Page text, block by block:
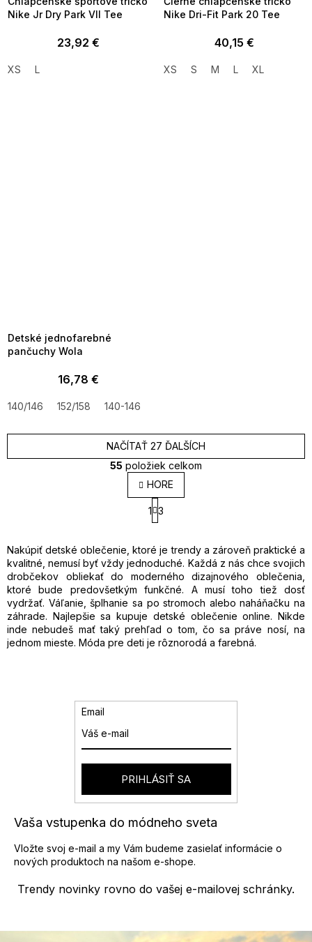
Nike Jr Dry Park VII Tee
23,92 €
XS L
Nike Dri-Fit Park 20 Tee
40,15 €
XS S M L XL
Detské jednofarebné
pančuchy Wola
16,78 €
140/146 152/158 140-146
O
v
l
á
a
c
i
e
p
r
v
k
NAČÍTAŤ 27 ĎALŠÍCH
S
t
r
n
k
o
v
a
n
i
e
1 3
55 položiek celkom
HORE
Nakúpiť detské oblečenie, ktoré je trendy a zároveň praktické a
kvalitné, nemusí byť vždy jednoduché. Každá z nás chce svojich
drobčekov obliekať do moderného dizajnového oblečenia,
ktoré bude predovšetkým funkčné. A musí toho tiež dosť
vydržať. Váľanie, šplhanie sa po stromoch alebo naháňačku na
záhrade. Najlepšie sa kupuje detské oblečenie online. Nikde
inde nebudeš mať taký prehľad o tom, čo sa práve nosí, na
jednom mieste. Móda pre deti je rôznorodá a farebná.
Trendy novinky rovno do vašej e-mailovej schránky.
Vaša vstupenka do módneho sveta
Vložte svoj e-mail a my Vám budeme zasielať informácie o
nových produktoch na našom e-shope.
Email
PRIHLÁSIŤ SA